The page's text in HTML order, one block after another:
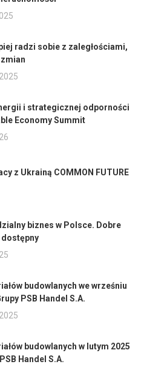
radzi sobie z zaległościami,
i strategicznej odporności
Economy Summit
z Ukrainą COMMON FUTURE
biznes w Polsce. Dobre
dostępny
budowlanych we wrześniu
PSB Handel S.A.
budowlanych w lutym 2025
Handel S.A.